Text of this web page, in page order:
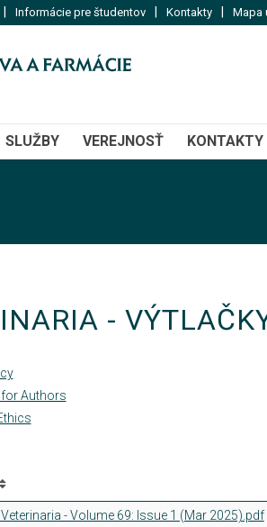
Informácie pre študentov Kontakty Mapa
SLUŽBY VEREJNOSŤ KONTAKTY
-
Authors
- Volume 69: Issue 1 (Mar 2025).pdf